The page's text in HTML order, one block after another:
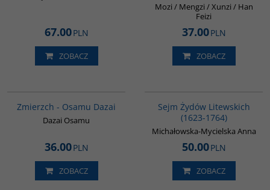
67.00PLN
ZOBACZ
Mozi / Mengzi / Xunzi / Han
Feizi
37.00PLN
ZOBACZ
Zmierzch - Osamu Dazai
Dazai Osamu
36.00PLN
ZOBACZ
Sejm Żydów Litewskich
(1623-1764)
Michałowska-Mycielska Anna
50.00PLN
ZOBACZ